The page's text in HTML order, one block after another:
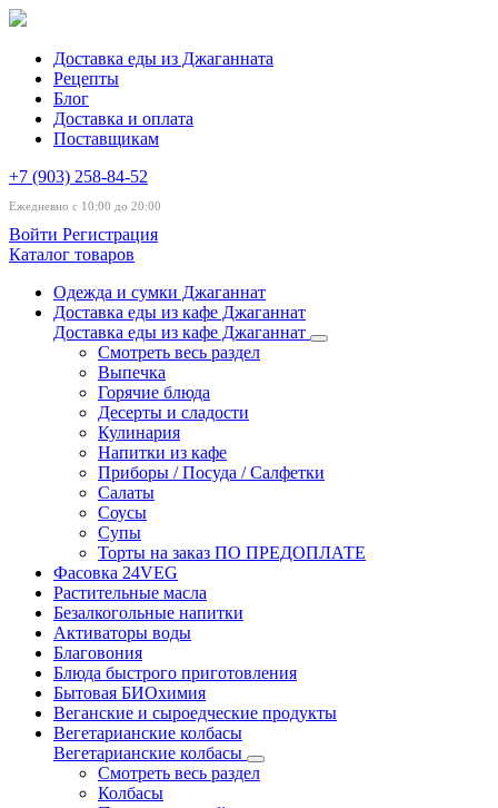
Доставка еды из Джаганната
Рецепты
Блог
Доставка и оплата
Поставщикам
+7 (903) 258-84-52
Ежедневно с 10:00 до 20:00
Войти Регистрация
Каталог товаров
Одежда и сумки Джаганнат
Доставка еды из кафе Джаганнат
Доставка еды из кафе Джаганнат
Смотреть весь раздел
Выпечка
Горячие блюда
Десерты и сладости
Кулинария
Напитки из кафе
Приборы / Посуда / Салфетки
Салаты
Соусы
Супы
Торты на заказ ПО ПРЕДОПЛАТЕ
Фасовка 24VEG
Растительные масла
Безалкогольные напитки
Активаторы воды
Благовония
Блюда быстрого приготовления
Бытовая БИОхимия
Веганские и сыроедческие продукты
Вегетарианские колбасы
Вегетарианские колбасы
Смотреть весь раздел
Колбасы